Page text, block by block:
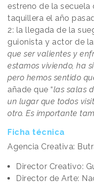
estreno de la
taquillera el año
2: la llegada de la
guionista y actor de
que ser valientes y
estamos viviendo, ha
pero hemos sentido
añade que “las salas
un lugar que todos
otro. Es importante
Ficha técnica
Agencia Creativa:
Director Creativo:
Director de Arte: